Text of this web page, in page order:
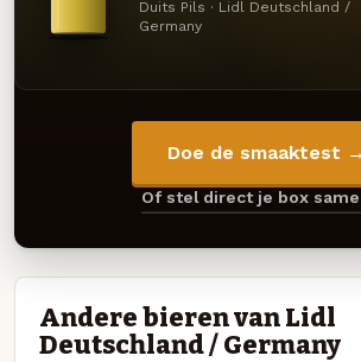
Duits Pils · Lidl Deutschland /
Germany
Doe de smaaktest →
Of stel direct je box
Andere bieren van Lidl
Deutschland / Germany